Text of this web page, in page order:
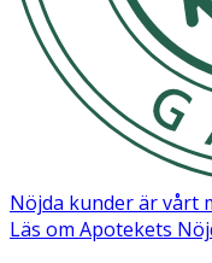
Nöjda kunder är vårt
Läs om Apotekets